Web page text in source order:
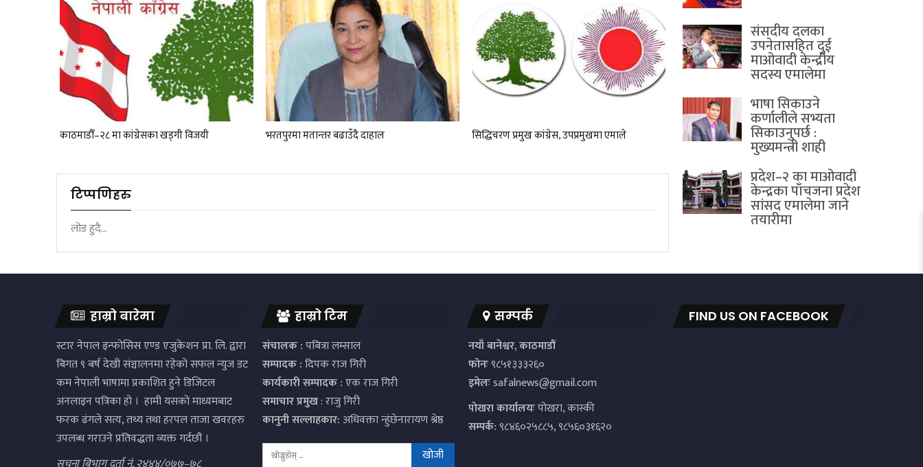
काठमाडौँ–२८ मा कांग्रेसका खड्गी विजयी भरतपुरमा मतान्तर बढाउँदै दाहाल सिद्धिचरण प्रमुख कांग्रेस, उपप्रमुखमा एमाले
टिप्पणिहरु
लोड हुदै...
संसदीय दलका
उपनेतासहित दुई
माओवादी केन्द्रीय
सदस्य एमालेमा
भाषा सिकाउने
कर्णालीले सभ्यता
सिकाउनुपर्छ :
मुख्यमन्त्री शाही
प्रदेश–२ का माओवादी
केन्द्रका पाँचजना प्रदेश
सांसद एमालेमा जाने
तयारीमा
हाम्रो बारेमा
स्टार नेपाल इन्फोसिस एण्ड एजुकेशन प्रा. लि. द्वारा
बिगत ९ बर्ष देखी संञ्चालनमा रहेको सफल न्युज डट
कम नेपाली भाषामा प्रकाशित हुने डिजिटल
अनलाइन पत्रिका हो । हामी यसको माध्यमबाट
फरक ढंगले सत्य, तथ्य तथा हरपल ताजा खवरहरु
उपलब्ध गराउने प्रतिवद्धता व्यक्त गर्दछौं ।
हाम्रो टिम
संचालक :पबित्रा लम्साल
सम्पादक :दिपक राज गिरी
कार्यकारी सम्पादक :एक राज गिरी
समाचार प्रमुख: राजु गिरी
कानुनी सल्लाहकार:अधिवक्ता न्हुंछेनारायण श्रेष्ठ
सम्पर्क
नयाँ बानेश्वर, काठमाडौं
फोनः९८५१३३३२६०
इमेलःsafalnews@gmail.com
पाेखरा कार्यालयःपोखरा, कास्की
सम्पर्क:९८४६०२५८८५, ९८५६०३१६२०
FIND US ON FACEBOOK